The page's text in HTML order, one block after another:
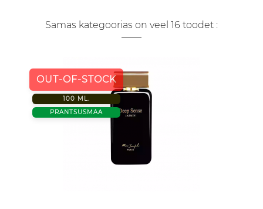
Samas kategoorias on veel 16 toodet :
OUT-OF-STOCK
100 ML.
PRANTSUSMAA